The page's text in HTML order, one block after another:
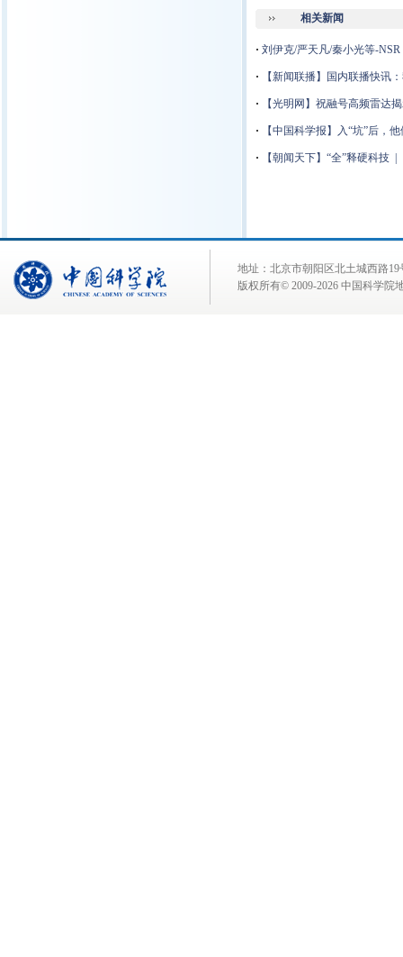
相关新闻
· 刘伊克/严天凡/秦小光等-
· 【新闻联播】国内联播快讯
· 【光明网】 祝融号高频雷达
· 【中国科学报】入“坑”后，
· 【朝闻天下】“全”释硬科技
地址：北京市朝阳区北土城西路
版权所有© 2009-2026 中国科学院